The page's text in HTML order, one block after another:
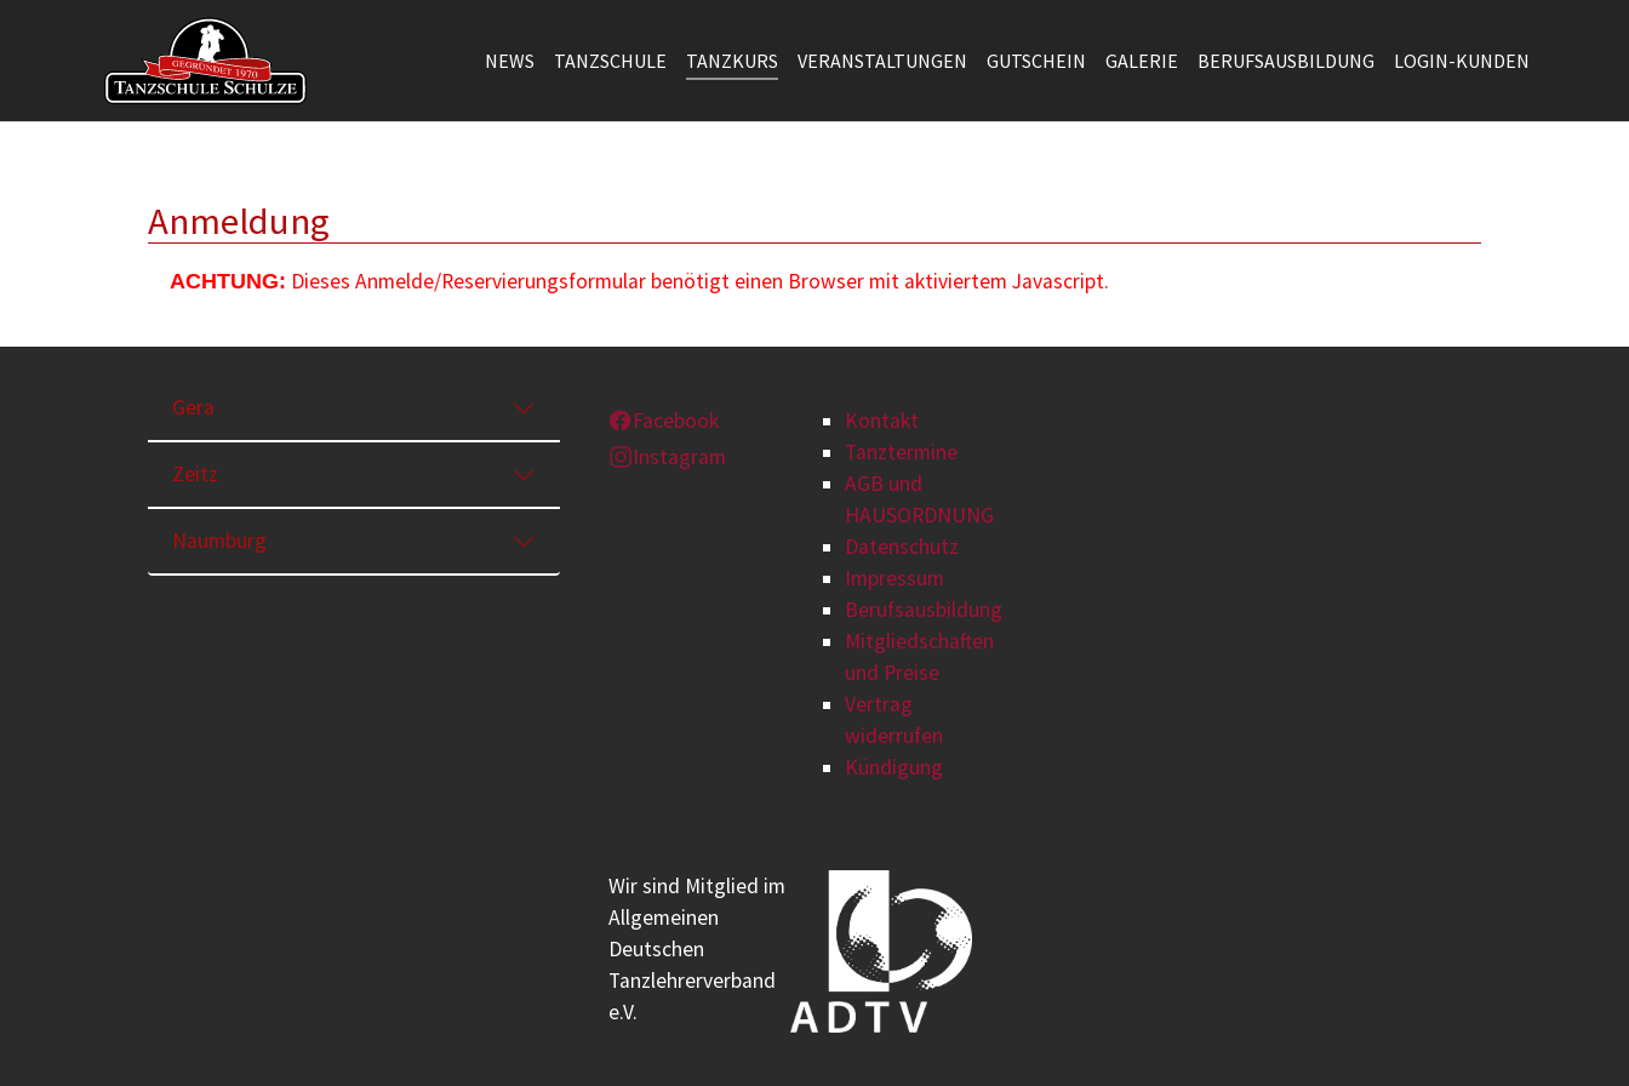
NEWS TANZSCHULE TANZKURS VERANSTALTUNGEN GUTSCHEIN GALERIE BERUFSAUSBILDUNG LOGIN-KUNDEN
Anmeldung
ACHTUNG: Dieses Anmelde/Reservierungsformular benötigt einen Browser mit aktiviertem Javascript.
Gera
Zeitz
Naumburg
Facebook
Instagram
Kontakt
Tanztermine
AGB und
HAUSORDNUNG
Datenschutz
Impressum
Berufsausbildung
Mitgliedschaften
und Preise
Vertrag
widerrufen
Kündigung
Wir sind Mitglied im
Allgemeinen
Deutschen
Tanzlehrerverband
e.V.